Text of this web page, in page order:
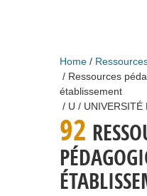
Home
Ressources
établissement
U
UNIVERSITÉ
92